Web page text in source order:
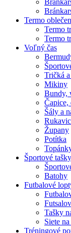
Termo
Termo
Termo
Voľný čas
Tričká
Mikiny
Bundy,
Čapice,
Šály a
Župany
Potítka
Športové
Batohy
Futbalové
Tašky
Siete
Tréningové